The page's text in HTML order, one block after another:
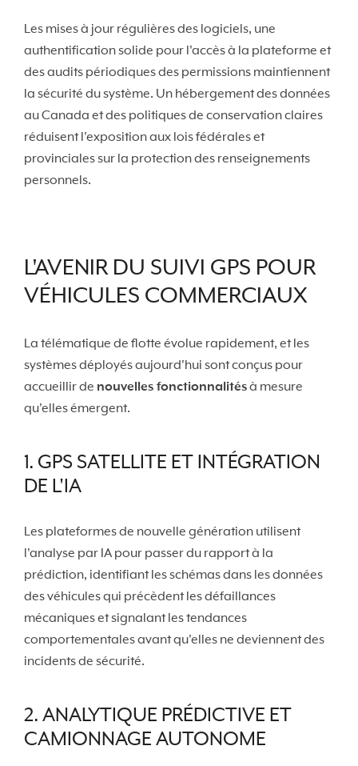
Les mises à jour régulières des logiciels, une
authentification solide pour l'accès à la plateforme et
des audits périodiques des permissions maintiennent
la sécurité du système. Un hébergement des données
au Canada et des politiques de conservation claires
réduisent l'exposition aux lois fédérales et
provinciales sur la protection des renseignements
personnels.
L'AVENIR DU SUIVI GPS POUR
VÉHICULES COMMERCIAUX
La télématique de flotte évolue rapidement, et les
systèmes déployés aujourd'hui sont conçus pour
accueillir de nouvelles fonctionnalitésà mesure
qu'elles émergent.
1. GPS SATELLITE ET INTÉGRATION
DE L'IA
Les plateformes de nouvelle génération utilisent
l'analyse par IA pour passer du rapport à la
prédiction, identifiant les schémas dans les données
des véhicules qui précèdent les défaillances
mécaniques et signalant les tendances
comportementales avant qu'elles ne deviennent des
incidents de sécurité.
2. ANALYTIQUE PRÉDICTIVE ET
CAMIONNAGE AUTONOME